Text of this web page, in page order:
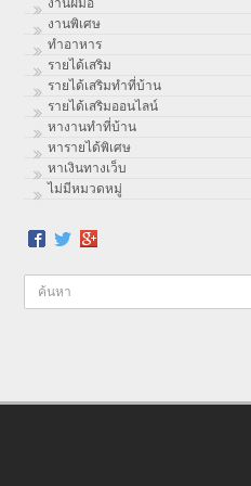
งานพิเศษ
ทําอาหาร
รายได้เสริม
รายได้เสริมทำที่บ้าน
รายได้เสริมออนไลน์
หางานทำที่บ้าน
หารายได้พิเศษ
หาเงินทางเว็บ
ไม่มีหมวดหมู่